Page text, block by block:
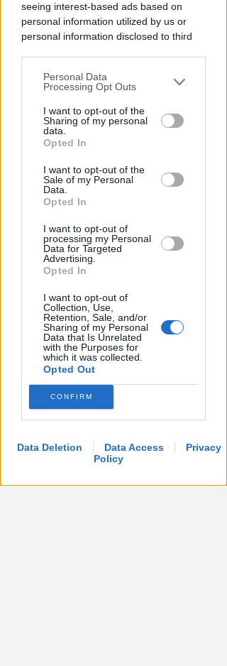
seeing interest-based ads based on
personal information utilized by us or
personal information disclosed to third
You may separately opt-out of the further
disclosure of your personal information
by third parties on the IAB’s list of
downstream participants.
by us to third parties on the IAB’s List of
Downstream Participants that may
further disclose it to other third parties.
Personal Data
Processing Opt Outs
I want to opt-out of the
Sharing of my personal
data.
Opted In
I want to opt-out of the
Sale of my Personal
Data.
Opted In
I want to opt-out of
processing my Personal
Data for Targeted
Advertising.
Opted In
I want to opt-out of
Collection, Use,
Retention, Sale, and/or
Sharing of my Personal
Data that Is Unrelated
with the Purposes for
which it was collected.
Opted Out
CONFIRM
Data Deletion Data Access
Privacy
Policy
Riapre il parcheggio del Grand
Hotel di Riccione: 252 posti a
disposizione
Redazione